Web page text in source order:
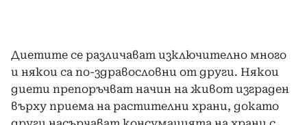
Диетите се различават изключително много
и някои са по-здравословни от други. Някои
диети препоръчват начин на живот изграден
върху приема на растителни храни, докато